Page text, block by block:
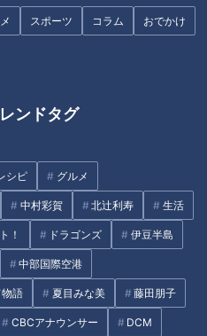
スポーツ コラム おでかけ
レンドタグ
シピ グルメ
中村彩賀 北辻利寿 生活
！ ドラゴンズ 伊豆半島
中部国際空港
語 夏目みな美 藤田朋子
CBCアナウンサー DCM
調のリスクチェック
簡単お手軽「手ばかり法」
代型栄養失調から脱出「ちょ
リーは足りているのに、特定の
はいっぱいでも同じような食事
け、さまざまな不調につながっ